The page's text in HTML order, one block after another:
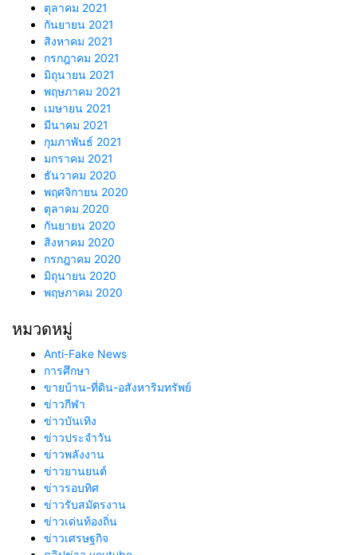
ตุลาคม 2021
กันยายน 2021
สิงหาคม 2021
กรกฎาคม 2021
มิถุนายน 2021
พฤษภาคม 2021
เมษายน 2021
มีนาคม 2021
กุมภาพันธ์ 2021
มกราคม 2021
ธันวาคม 2020
พฤศจิกายน 2020
ตุลาคม 2020
กันยายน 2020
สิงหาคม 2020
กรกฎาคม 2020
มิถุนายน 2020
พฤษภาคม 2020
หมวดหมู่
Anti-Fake News
การศึกษา
ขายบ้าน-ที่ดิน-อสังหาริมทรัพย์
ข่าวกีฬา
ข่าวบันเทิง
ข่าวประจำวัน
ข่าวพลังงาน
ข่าวยานยนต์
ข่าวรอบทิศ
ข่าวรับสมัตรงาน
ข่าวเด่นท้องถิ่น
ข่าวเศรษฐกิจ